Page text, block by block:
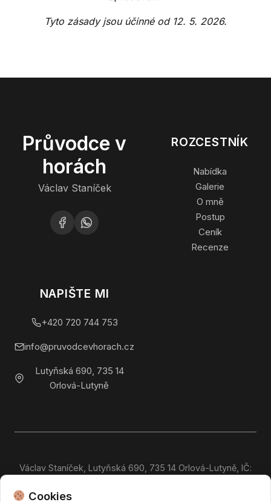
Tyto zásady jsou účinné od 12. 5. 2026.
Průvodce v
horách
Václav Staníček
ROZCESTNÍK
Nabídka
Galerie
O mně
Postup
Ceník
Recenze
NAPIŠTE MI
+420 720 744 753
info@pruvodcevhorach.cz
Lutyňská 690, 735 14
Orlová-Lutyně
Václav Staníček, Lutyňská 690, 735 14 Orlová-Lutyně, IČ:
Cookies